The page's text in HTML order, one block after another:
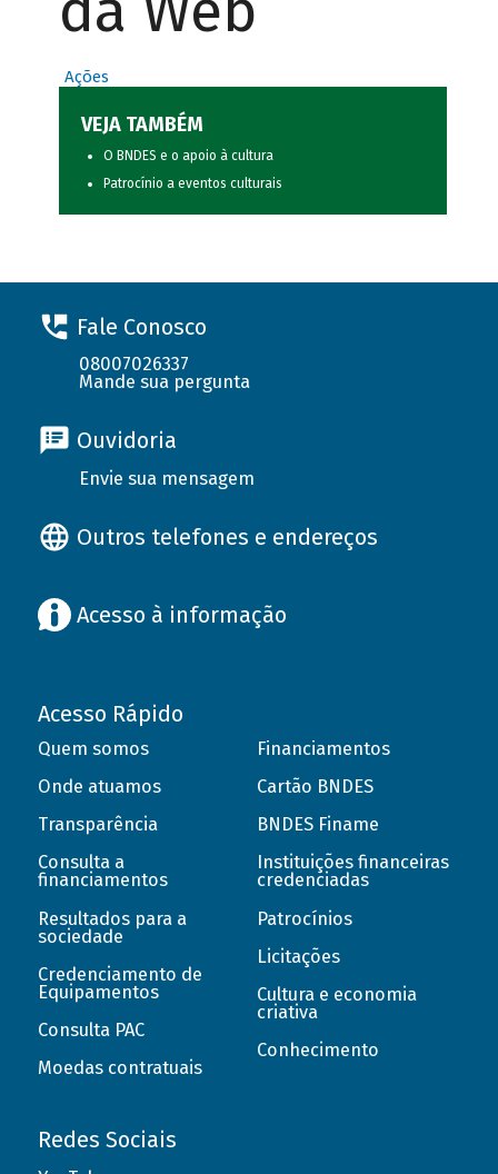
Ações
VEJA TAMBÉM
O BNDES e o apoio à cultura
Patrocínio a eventos culturais
Fale Conosco
08007026337
Mande sua pergunta
Ouvidoria
Envie sua mensagem
Outros telefones e endereços
Acesso à informação
Acesso Rápido
Quem somos
Onde atuamos
Transparência
Consulta a
financiamentos
Resultados para a
sociedade
Credenciamento de
Equipamentos
Consulta PAC
Moedas contratuais
Financiamentos
Cartão BNDES
BNDES Finame
Instituições financeiras
credenciadas
Patrocínios
Licitações
Cultura e economia
criativa
Conhecimento
Redes Sociais